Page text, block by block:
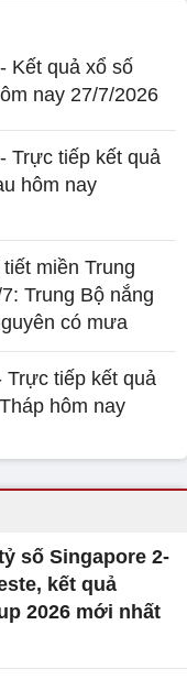
Kết quả xổ số
nay 27/7/2026
Trực tiếp kết quả
hôm nay
miền Trung
Trung Bộ nắng
có mưa
Trực tiếp kết quả
hôm nay
số Singapore 2-
kết quả
2026 mới nhất